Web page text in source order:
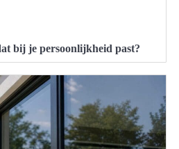
bij je persoonlijkheid past?